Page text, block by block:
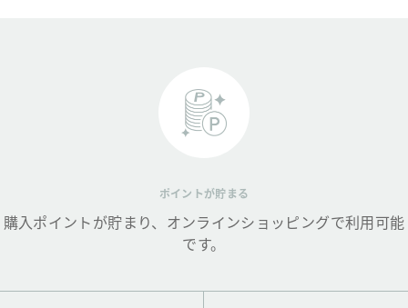
ポイントが貯まる
購入ポイントが貯まり、オンラインショッピングで利用可能
です。